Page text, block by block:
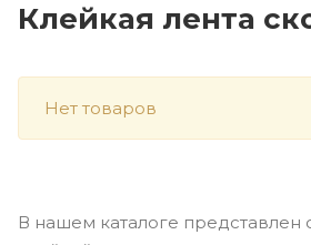
Клейкая лента
Нет товаров
В нашем каталоге